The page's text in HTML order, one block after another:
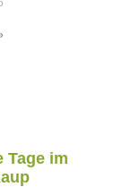
Tage im